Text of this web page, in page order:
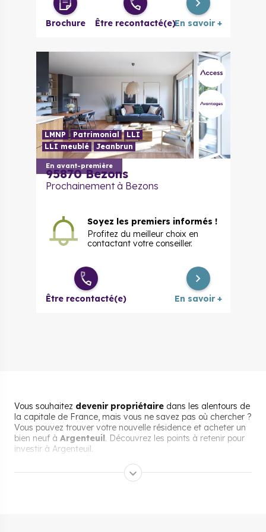
Brochure Être recontacté(e)En savoir +
En avant-première
LMNP Patrimonial
LLI
LLI meublé
Jeanbrun
95870 Bezons
Prochainement à Bezons
Soyez les premiers informés !
Profitez du meilleur choix en
contactant votre conseiller.
Être recontacté(e) En savoir +
Vous souhaitez devenir propriétaire dans les alentours de
la capitale de France, mais vous ne savez pas où chercher ?
Vous pouvez trouver votre nouvelle résidence et acheter un
bien neuf à Argenteuil. Découvrez les points à retenir pour
investir à Argenteuil.
Les aides pour acheter un